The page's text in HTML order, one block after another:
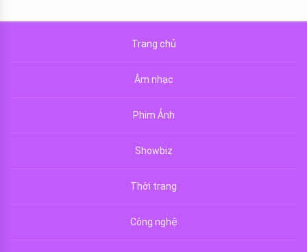
Trang chủ
Âm nhạc
Phim Ảnh
Showbiz
Thời trang
Công nghệ